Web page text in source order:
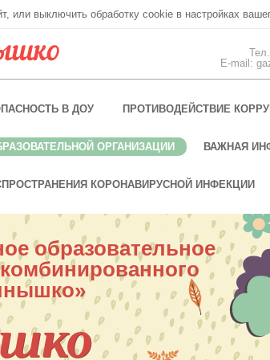
или выключить обработку cookie в настройках
E-mail:
В ДОУ ПРОТИВОДЕЙСТВИЕ
ОРГАНИЗАЦИИ ВАЖНАЯ
КОРОНАВИРУСНОЙ ИНФЕКЦИИ
образовательное